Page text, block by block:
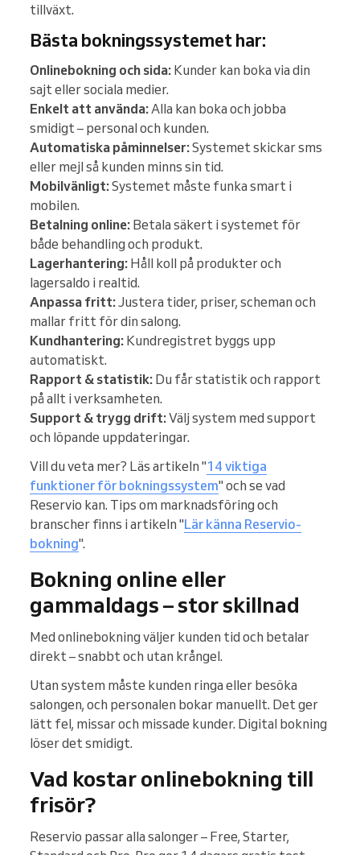
tillväxt.
Bästa bokningssystemet har:
Onlinebokning och sida: Kunder kan boka via din
sajt eller sociala medier.
Enkelt att använda:Alla kan boka och jobba
smidigt – personal och kunden.
Automatiska påminnelser:Systemet skickar sms
eller mejl så kunden minns sin tid.
Mobilvänligt:Systemet måste funka smart i
mobilen.
Betalning online: Betala säkert i systemet för
både behandling och produkt.
Lagerhantering: Håll koll på produkter och
lagersaldo i realtid.
Anpassa fritt:Justera tider, priser, scheman och
mallar fritt för din salong.
Kundhantering: Kundregistret byggs upp
automatiskt.
Rapport & statistik: Du får statistik och rapport
på allt i verksamheten.
Support & trygg drift:Välj system med support
och löpande uppdateringar.
Vill du veta mer? Läs artikeln "14 viktiga
funktioner för bokningssystem" och se vad
Reservio kan. Tips om marknadsföring och
branscher finns i artikeln "Lär känna Reservio-
bokning".
Bokning online eller
gammaldags – stor skillnad
Med onlinebokning väljer kunden tid och betalar
direkt – snabbt och utan krångel.
Utan system måste kunden ringa eller besöka
salongen, och personalen bokar manuellt. Det ger
lätt fel, missar och missade kunder. Digital bokning
löser det smidigt.
Vad kostar onlinebokning till
frisör?
Reservio passar alla salonger – Free, Starter,